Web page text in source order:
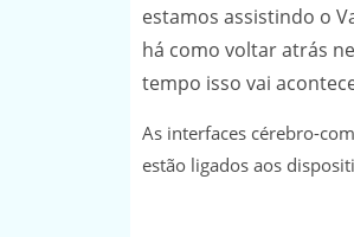
estamos assistindo o
há como voltar atrás
tempo isso vai
As interfaces cérebro-
estão ligados aos